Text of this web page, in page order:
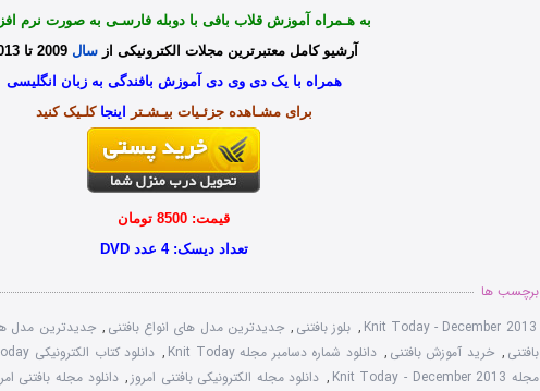
به هـمراه آموزش قلاب بافی با دوبله فارسـی به صورت نرم
آرشیو کامل معتبرترین مجلات الکترونیکی از سال
همراه با یک دی وی دی آموزش بافندگی به زبان انگلیسی
برای مشـاهده جزئـیات بیـشـتر
اینجا کلـیک کنید
قیمت: 8500 تومان
تعداد دیسک: 4 عدد DVD
برچسب ها
Knit Today - December 2013
, بلوز بافتنی , جدیدترین مدل های انواع بافتنی , جدیدترین مدل
بافتنی , خرید آموزش بافتنی , دانلود شماره دسامبر مجله Knit Today , دانلود کتاب الکترونیکی Knit Today
مجله Knit Today - December 2013
, دانلود مجله الکترونیکی بافتنی امروز , دانلود مجله بافتنی